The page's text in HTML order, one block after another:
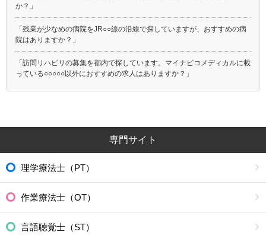
か？」
「残業が少なめの病院をJR○○線の沿線で探していますが、おすすめの病
院はありますか？」
「訪問リハビリの募集を都内で探しています。マイナビコメディカルに載
っている○○○○○以外におすすめの求人はありますか？」
専門サイト
理学療法士（PT）
作業療法士（OT）
言語聴覚士（ST）